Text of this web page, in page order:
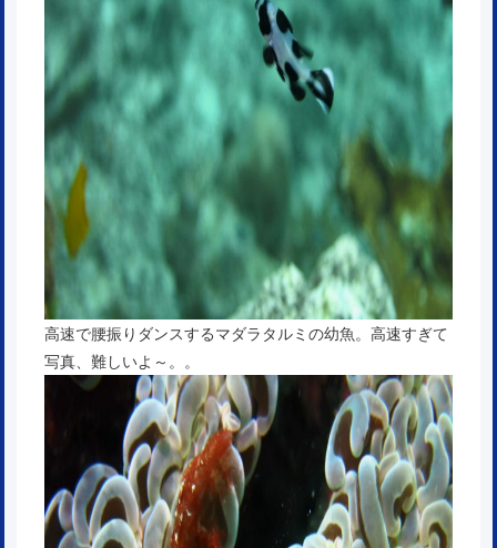
高速で腰振りダンスするマダラタルミの幼魚。高速すぎて
写真、難しいよ～。。